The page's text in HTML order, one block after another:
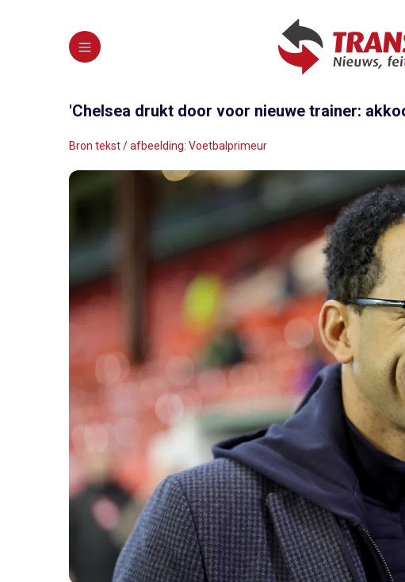
'Chelsea drukt door voor nieuwe trainer:
Bron tekst / afbeelding: Voetbalprimeur